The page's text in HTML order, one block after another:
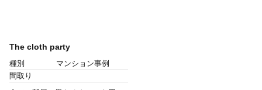
The cloth party
種別
マンション事例
間取り